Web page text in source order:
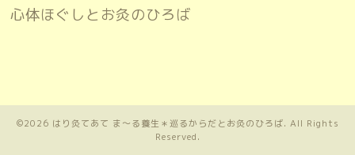
心体ほぐしとお灸のひろば
©2026 はり灸てあて ま〜る養生＊巡るからだとお灸のひろば. All Rights
Reserved.